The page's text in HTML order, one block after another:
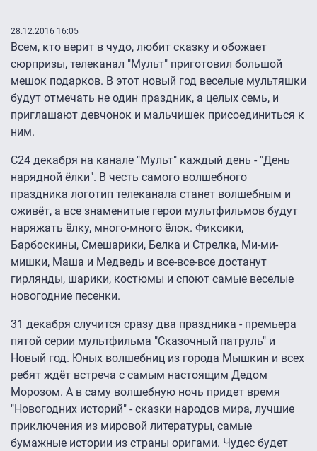
28.12.2016 16:05
Всем, кто верит в чудо, любит сказку и обожает
сюрпризы, телеканал "Мульт" приготовил большой
мешок подарков. В этот новый год веселые мультяшки
будут отмечать не один праздник, а целых семь, и
приглашают девчонок и мальчишек присоединиться к
ним.
C24 декабря на канале "Мульт" каждый день - "День
нарядной ёлки". В честь самого волшебного
праздника логотип телеканала станет волшебным и
оживёт, а все знаменитые герои мультфильмов будут
наряжать ёлку, много-много ёлок. Фиксики,
Барбоскины, Смешарики, Белка и Стрелка, Ми-ми-
мишки, Маша и Медведь и все-все-все достанут
гирлянды, шарики, костюмы и споют самые веселые
новогодние песенки.
31 декабря случится сразу два праздника - премьера
пятой серии мультфильма "Сказочный патруль" и
Новый год. Юных волшебниц из города Мышкин и всех
ребят ждёт встреча с самым настоящим Дедом
Морозом. А в саму волшебную ночь придет время
"Новогодних историй" - сказки народов мира, лучшие
приключения из мировой литературы, самые
бумажные истории из страны оригами. Чудес будет